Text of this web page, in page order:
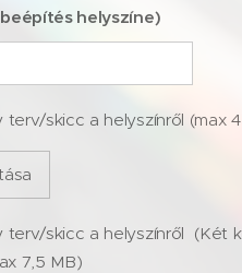
helyszíne)
terv/skicc a helyszínről (max
terv/skicc a helyszínről (Két
7,5 MB)